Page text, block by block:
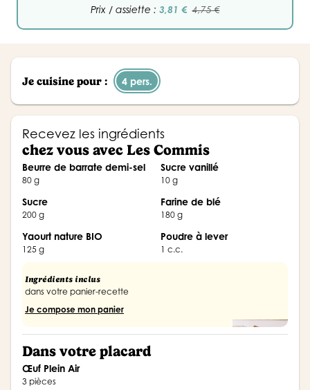
Prix / assiette : 3,81 € 4,75 €
Je cuisine pour : 4 pers.
Recevez les ingrédients
chez vous avec Les Commis
Beurre de barrate demi-sel
80 g
Sucre vanillé
10 g
Sucre
200 g
Farine de blé
180 g
yaourt nature BIO
125 g
poudre à lever
1 c.c.
Ingrédients inclus
dans votre panier-recette
Je compose mon panier
Dans votre placard
Œuf Plein Air
3 pièces